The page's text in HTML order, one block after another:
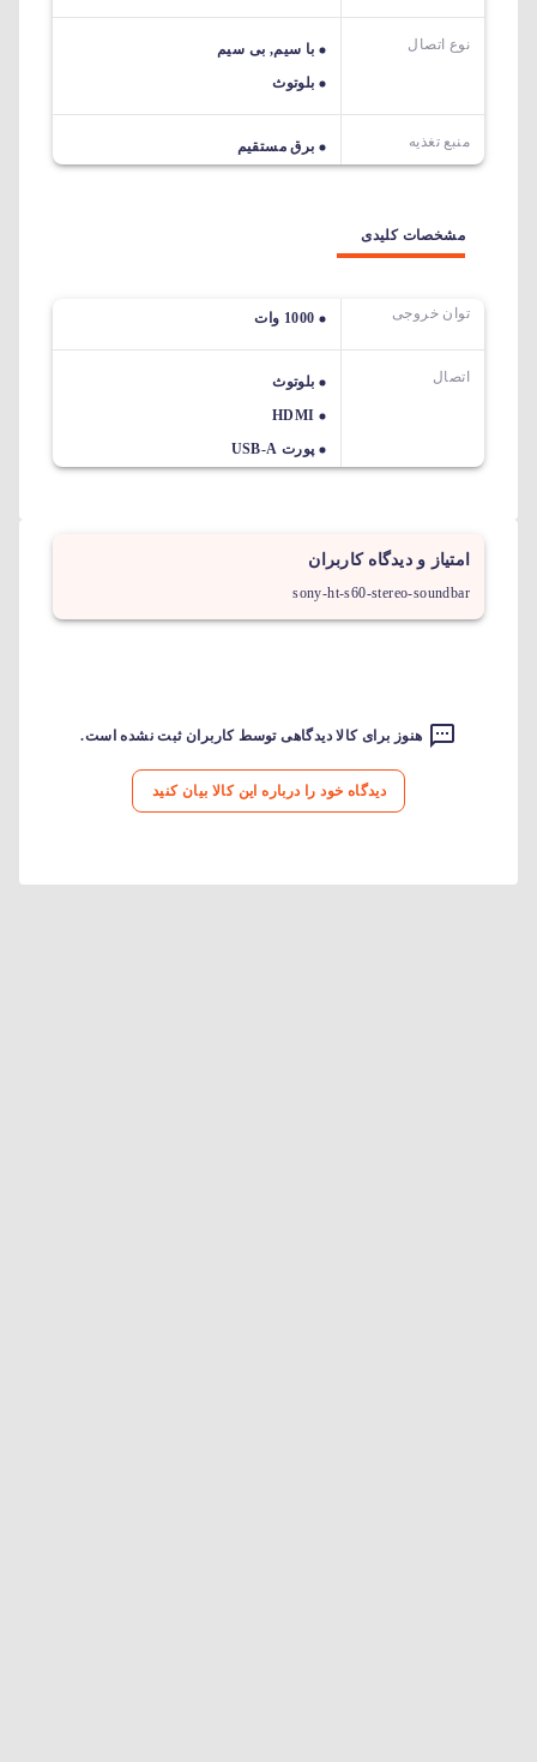
نوع اتصال
با سیم, بی سیم
بلوتوث
منبع تغذیه برق مستقیم
مشخصات کلیدی
توان خروجی 1000 وات
اتصال
بلوتوث
HDMI
پورت USB-A
امتیاز و دیدگاه کاربران
sony-ht-s60-stereo-soundbar
هنوز برای کالا دیدگاهی توسط کاربران ثبت نشده است.
دیدگاه خود را درباره این کالا بیان کنید